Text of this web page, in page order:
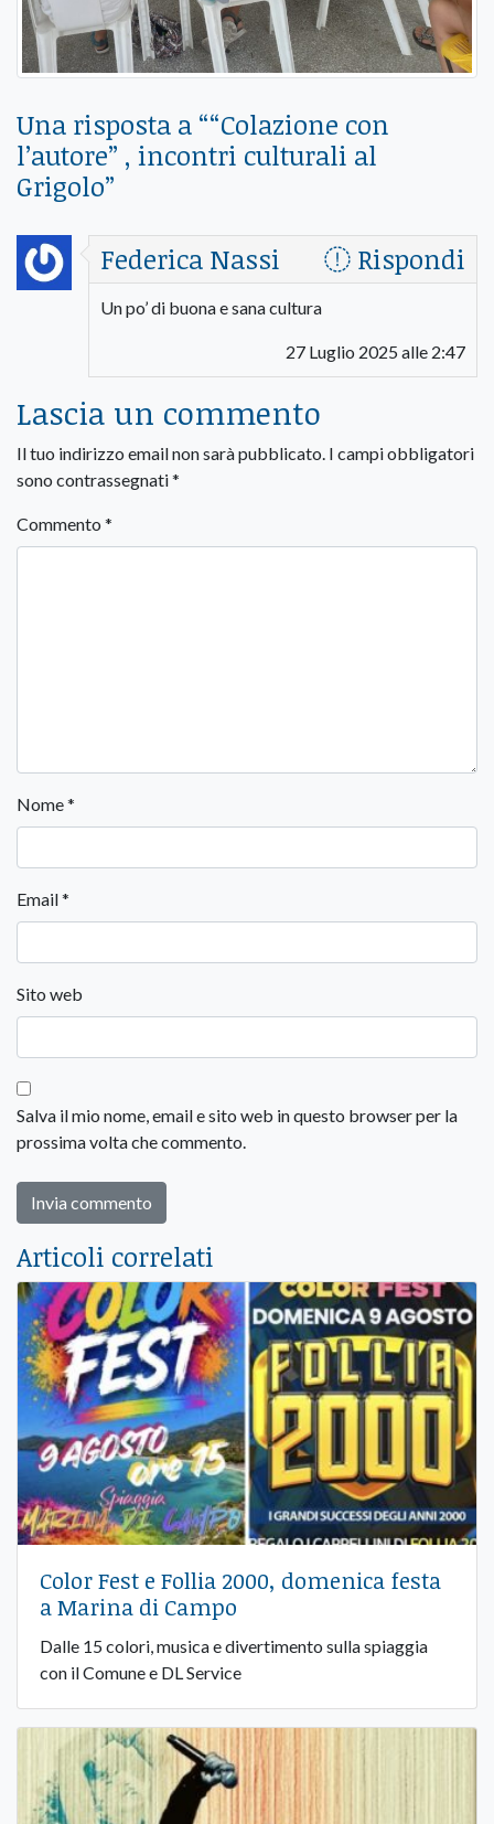
Una risposta a ““Colazione con
l’autore” , incontri culturali al
Grigolo”
Federica Nassi
Rispondi
Un po’ di buona e sana cultura
27 Luglio 2025 alle 2:47
Lascia un commento
Il tuo indirizzo email non sarà pubblicato. I campi obbligatori
sono contrassegnati*
Commento *
Nome*
Email*
Sito web
Salva il mio nome, email e sito web in questo browser per la
prossima volta che commento.
Articoli correlati
Color Fest e Follia 2000, domenica festa
a Marina di Campo
Dalle 15 colori, musica e divertimento sulla spiaggia
con il Comune e DL Service